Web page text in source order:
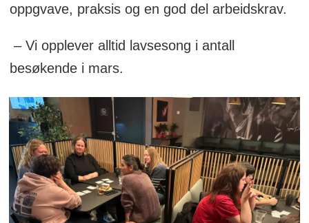
oppgvave, praksis og en god del arbeidskrav.
– Vi opplever alltid lavsesong i antall
besøkende i mars.